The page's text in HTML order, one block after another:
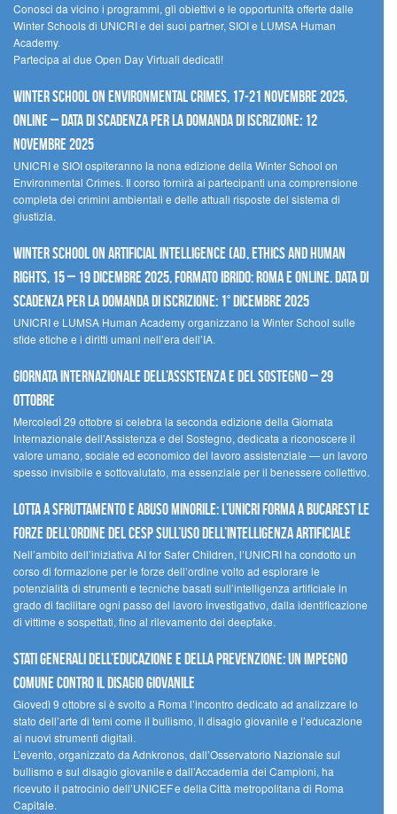
Conosci da vicino i programmi, gli obiettivi e le opportunità offerte dalle
Winter Schools di UNICRI e dei suoi partner, SIOI e LUMSA Human
Academy.
Partecipa ai due Open Day Virtuali dedicati!
Winter School on Environmental Crimes, 17-21 novembre 2025,
Online – Data di scadenza per la domanda di iscrizione: 12
novembre 2025
UNICRI e SIOI ospiteranno la nona edizione della Winter School on
Environmental Crimes. Il corso fornirà ai partecipanti una comprensione
completa dei crimini ambientali e delle attuali risposte del sistema di
giustizia.
Winter School on Artificial Intelligence (AI), Ethics and Human
Rights, 15 – 19 dicembre 2025, Formato Ibrido: Roma e online. Data di
scadenza per la domanda di iscrizione: 1° dicembre 2025
UNICRI e LUMSA Human Academy organizzano la Winter School sulle
sfide etiche e i diritti umani nell’era dell’IA.
Giornata internazionale dell’assistenza e del sostegno – 29
ottobre
MercoledÌ 29 ottobre si celebra la seconda edizione della Giornata
Internazionale dell’Assistenza e del Sostegno, dedicata a riconoscere il
valore umano, sociale ed economico del lavoro assistenziale — un lavoro
spesso invisibile e sottovalutato, ma essenziale per il benessere collettivo.
Lotta a sfruttamento e abuso minorile: l’UNICRI forma a Bucarest le
forze dell’ordine del CESP sull’uso dell’Intelligenza Artificiale
Nell’ambito dell’iniziativa AI for Safer Children, l’UNICRI ha condotto un
corso di formazione per le forze dell’ordine volto ad esplorare le
potenzialità di strumenti e tecniche basati sull’intelligenza artificiale in
grado di facilitare ogni passo del lavoro investigativo, dalla identificazione
di vittime e sospettati, fino al rilevamento dei deepfake.
Stati Generali dell’Educazione e della Prevenzione: un impegno
comune contro il disagio giovanile
Giovedì 9 ottobre si è svolto a Roma l’incontro dedicato ad analizzare lo
stato dell’arte di temi come il bullismo, il disagio giovanile e l’educazione
ai nuovi strumenti digitali.
L’evento, organizzato da Adnkronos, dall’Osservatorio Nazionale sul
bullismo e sul disagio giovanile e dall’Accademia dei Campioni, ha
ricevuto il patrocinio dell’UNICEF e della Città metropolitana di Roma
Capitale.